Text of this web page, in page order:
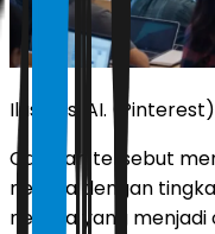
Ilustrasi AI. (Pinterest)
Capaian tersebut
negara dengan
negara yang menjadi